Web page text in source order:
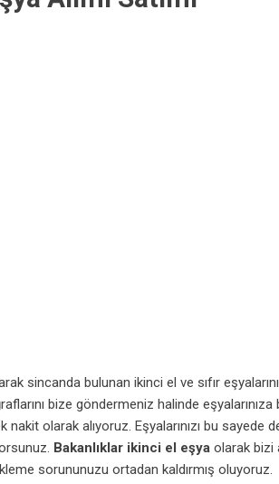
sincanda bulunan ikinci el ve sıfır
bize göndermeniz halinde
olarak alıyoruz. Eşyalarınızı bu sayede
Bakanlıklar ikinci el eşya olarak bizi
sorununuzu ortadan kaldırmış oluyoruz.